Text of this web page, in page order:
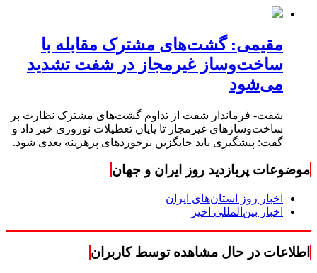
مقیمی: گشت‌های مشترک مقابله با
ساخت‌وساز غیرمجاز در شفت تشدید
می‌شود
شفت- فرماندار شفت از تداوم گشت‌های مشترک نظارت بر
ساخت‌وسازهای غیرمجاز تا پایان تعطیلات نوروزی خبر داد و
گفت: پیشگیری باید جایگزین برخوردهای پرهزینه بعدی شود.
موضوعات پربازدید روز ایران و جهان
اخبار روز استان‌های ایران
اخبار بین‌المللی اخیر
اطلاعات در حال مشاهده توسط کاربران